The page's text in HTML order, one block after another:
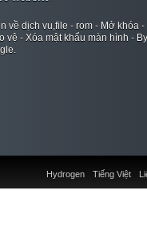
về dịch vụ,file - rom - Mở khóa
vệ - Xóa mật khẩu màn hình -
Hydrogen Tiếng Việt